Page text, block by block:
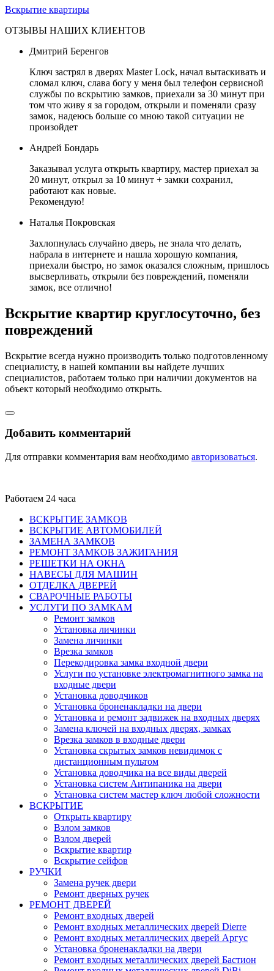
Вскрытие квартиры
ОТЗЫВЫ НАШИХ КЛИЕНТОВ
Дмитрий Беренгов
Ключ застрял в дверях Master Lock, начал вытаскивать и
сломал ключ, слава богу у меня был телефон сервисной
службы по вскрытию замков, приехали за 30 минут при
том что живу я за городом, открыли и поменяли сразу
замок, надеюсь больше со мною такой ситуации не
произойдет
Андрей Бондарь
Заказывал услуга открыть квартиру, мастер приехал за
20 минут, открыл за 10 минут + замки сохранил,
работают как новые.
Рекомендую!
Наталья Покровская
Захлопнулась случайно дверь, не знала что делать,
набрала в интернете и нашла хорошую компания,
приехали быстро, но замок оказался сложным, пришлось
высверливать, открыли без повреждений, поменяли
замок, все отлично!
Вскрытие квартир круглосуточно, без
повреждений
Вскрытие всегда нужно производить только подготовленному
специалисту, в нашей компании вы найдете лучших
специалистов, работаем только при наличии документов на
объект который необходимо открыть.
Добавить комментарий
Для отправки комментария вам необходимо авторизоваться.
Работаем 24 часа
ВСКРЫТИЕ ЗАМКОВ
ВСКРЫТИЕ АВТОМОБИЛЕЙ
ЗАМЕНА ЗАМКОВ
РЕМОНТ ЗАМКОВ ЗАЖИГАНИЯ
РЕШЕТКИ НА ОКНА
НАВЕСЫ ДЛЯ МАШИН
ОТДЕЛКА ДВЕРЕЙ
СВАРОЧНЫЕ РАБОТЫ
УСЛУГИ ПО ЗАМКАМ
Ремонт замков
Установка личинки
Замена личинки
Врезка замков
Перекодировка замка входной двери
Услуги по установке электромагнитного замка на
входные двери
Установка доводчиков
Установка броненакладки на двери
Установка и ремонт задвижек на входных дверях
Замена ключей на входных дверях, замках
Врезка замков в входные двери
Установка скрытых замков невидимок с
дистанционным пультом
Установка доводчика на все виды дверей
Установка систем Антипаника на двери
Установка систем мастер ключ любой сложности
ВСКРЫТИЕ
Открыть квартиру
Взлом замков
Взлом дверей
Вскрытие квартир
Вскрытие сейфов
РУЧКИ
Замена ручек двери
Ремонт дверных ручек
РЕМОНТ ДВЕРЕЙ
Ремонт входных дверей
Ремонт входных металлических дверей Dierre
Ремонт входных металлических дверей Аргус
Установка броненакладки на двери
Ремонт входных металлических дверей Бастион